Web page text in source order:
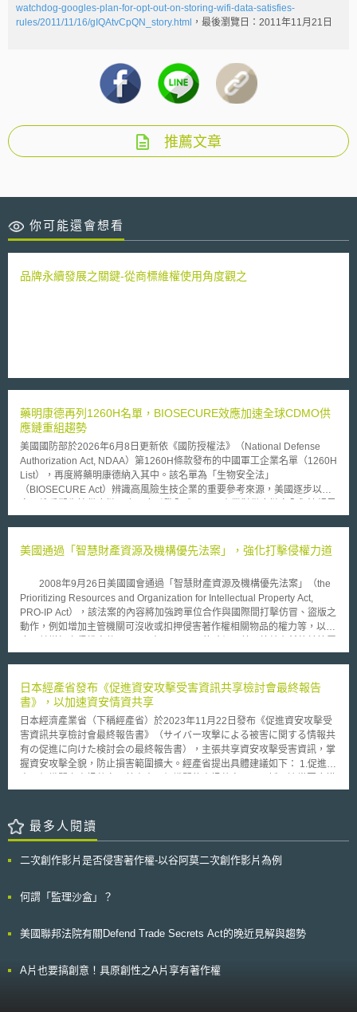
watchdog-googles-plan-for-opt-out-on-storing-wifi-data-satisfies-
rules/2011/11/16/gIQAtvCpQN_story.html ，最後瀏覽日：2011年11月21日
推薦文章
你可能還會想看
品牌永續發展之關鍵-從商標維權使用角度觀之
藥明康德再列1260H名單，BIOSECURE效應加速全球CDMO供
應鏈重組趨勢
美國國防部於2026年6月8日更新依《國防授權法》（National Defense
Authorization Act, NDAA）第1260H條款發布的中國軍工企業名單（1260H
List），再度將藥明康德納入其中。該名單為「生物安全法」
（BIOSECURE Act）辨識高風險生技企業的重要參考來源，美國逐步以國
險的關注。 法制架構與管制機制 美國《生物安全法》（BIOSECURE Act）
授權法》第851節（Section 851 of the FY2026 NDAA）中，並於2025年
制聯邦政府及其資助對象使用具國安風險的生技供應商。除被列入1260H名
單的企業外，白宮管理和預算辦公室（Office of Management and Budget,
OMB）也可基於國家安全、資訊安全等因素，進一步指定相關企業納入受
關注生技公司（biotechnology companies of concern, BCOC）範圍，擴大
供應鏈風險管理機制。 政策影響與不確定性 雖然1260H名單不具制裁效
府資助及跨國藥廠的供應商評估。藥明康德此次再度列名，將面臨聲譽及商
性。 「生物安全法」禁令尚未立即全面生效，須待OMB完成風險認定並修
訂《聯邦採購條例》（Federal Acquisition Regulation, FAR）後方能正式
執行，預估仍需1至3年的時間。並設有五年過渡期機制，既有合約於過渡期
間仍可持續履行。 產業影響 在美國已將生技製造能力與供應鏈安全納入國
家安全戰略的情況下，「生物安全法」的影響也逐步由法規層面延伸至商業
決策。未來CDMO的競爭將不再只取決於成本與技術能力，供應鏈可信度與
地緣政治風險管理能力將成為關鍵的競爭因素。隨著全球藥廠供應鏈重整趨
勢加速，後藥明時代之製造版圖變化值得持續觀察。
美國通過「智慧財產資源及機構優先法案」，強化打擊侵權力道
2008年9月26日美國國會通過「智慧財產資源及機構優先法案」（the
Prioritizing Resources and Organization for Intellectual Property Act,
PRO-IP Act），該法案的內容將加強跨單位合作與國際間打擊仿冒、盜版之
動作，例如增加主管機關可沒收或扣押侵害著作權相關物品的權力等，以遏
PRO-IP法案。其中特別的是，該法案增設一個行政部門：「智慧財產執行
可掌控與管理美國境內各行政機關之智慧財產保護措施，並直接向總統報
告。一般預料布希總統雖簽署該法案，但應該不會在其任內發布任何命令，
而會將IPEC之人事任命權留給下一任總統。 許多人對PRO-IP法案的
通過仍存有疑慮，例如：設立IPEC的功能不明，且有疊床架屋之嫌。但美
國唱片業協會（RIAA）卻十分支持該法案，其認為有助於保護美國的智慧
財產，RIAA引用最近的調查報告指出，全球智慧財產仿冒、盜版等行為讓
美國一年損失580億美元及37萬份以上的工作機會，並讓美國勞工損失160
日本經產省發布《促進資安攻擊受害資訊共享檢討會最終報告
書》，以加速資安情資共享
日本經濟產業省（下稱經產省）於2023年11月22日發布《促進資安攻擊受
害資訊共享檢討會最終報告書》（サイバー攻撃による被害に関する情報共
有の促進に向けた検討会の最終報告書），主張共享資安攻擊受害資訊，掌
握資安攻擊全貌，防止損害範圍擴大。經產省提出具體建議如下： 1.促進各
施，避免損害持續擴大，並降低受害成本。所謂專門組織包含資安廠商、資
成立從事資安事件諮詢與分析之非營利組織，例如：一般社團法人日本電腦
網路危機處理暨協調中心（一般社団法人JPCERTコーディネーションセン
バー犯罪対策センター）等。 2.共享無從識別受害組織之資訊：為加快資訊
害組織同意而共享資訊。 3.提出《攻擊技術資訊處理與活用指引草案》（攻
享攻擊技術資訊之具體策略。 4.於保密協議中加入免責條款：經產省建議於
織具有利用或揭露攻擊技術資訊裁量權，對於利用或揭露資訊，致生受害組
織被識別等損害時，非因故意或重大過失不須負擔法律責任，以利推動資訊
最多人閱讀
二次創作影片是否侵害著作權-以谷阿莫二次創作影片為例
何謂「監理沙盒」？
美國聯邦法院有關Defend Trade Secrets Act的晚近見解與趨勢
A片也要搞創意！具原創性之A片享有著作權